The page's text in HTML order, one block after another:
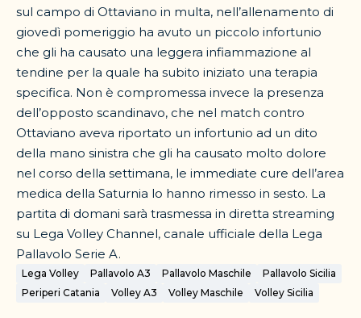
sul campo di Ottaviano in multa, nell’allenamento di
giovedì pomeriggio ha avuto un piccolo infortunio
che gli ha causato una leggera infiammazione al
tendine per la quale ha subito iniziato una terapia
specifica. Non è compromessa invece la presenza
dell’opposto scandinavo, che nel match contro
Ottaviano aveva riportato un infortunio ad un dito
della mano sinistra che gli ha causato molto dolore
nel corso della settimana, le immediate cure dell’area
medica della Saturnia lo hanno rimesso in sesto. La
partita di domani sarà trasmessa in diretta streaming
su Lega Volley Channel, canale ufficiale della Lega
Pallavolo Serie A.
Lega Volley Pallavolo A3 Pallavolo Maschile
Pallavolo Sicilia
Periperi Catania
Volley A3 Volley Maschile Volley Sicilia